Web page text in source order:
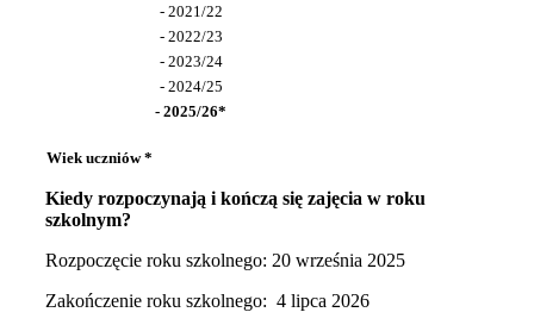
- 2021/22
- 2022/23
- 2023/24
- 2024/25
- 2025/26*
Wiek uczniów *
Kiedy rozpoczynają i kończą się zajęcia w roku
szkolnym?
Rozpoczęcie roku szkolnego: 20 września 2025
Zakończenie roku szkolnego: 4 lipca 2026